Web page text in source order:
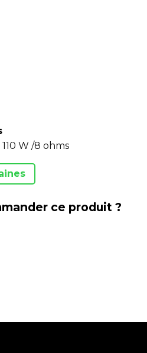
W /8 ohms
ce produit ?